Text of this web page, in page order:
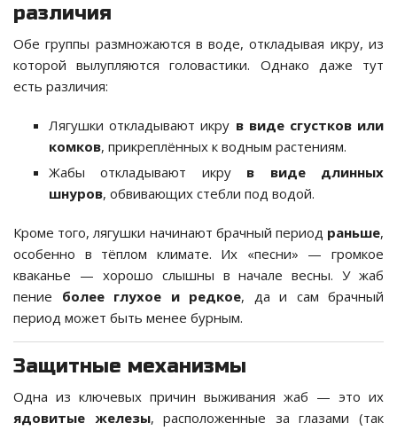
различия
Обе группы размножаются в воде, откладывая икру, из
которой вылупляются головастики. Однако даже тут
есть различия:
Лягушки откладывают икру в виде сгустков или
комков, прикреплённых к водным растениям.
Жабы откладывают икру в виде длинных
шнуров, обвивающих стебли под водой.
Кроме того, лягушки начинают брачный период раньше,
особенно в тёплом климате. Их «песни» — громкое
кваканье — хорошо слышны в начале весны. У жаб
пение более глухое и редкое, да и сам брачный
период может быть менее бурным.
Защитные механизмы
Одна из ключевых причин выживания жаб — это их
ядовитые железы, расположенные за глазами (так